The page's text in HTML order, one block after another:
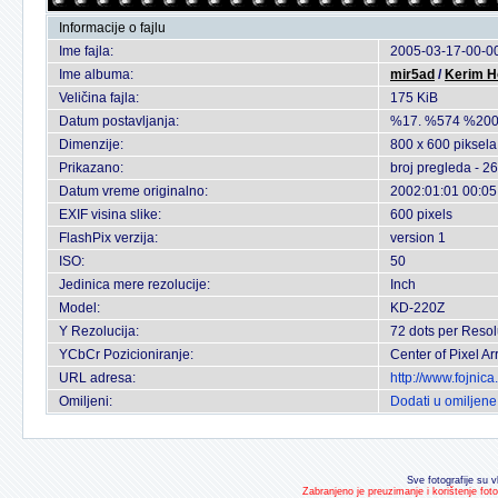
Informacije o fajlu
Ime fajla:
2005-03-17-00-
Ime albuma:
mir5ad / Kerim
Veličina fajla:
175 KiB
Datum postavljanja:
%17. %574
Dimenzije:
800 x 600 piksela
Prikazano:
broj pregleda -
Datum vreme originalno:
2002:01:01
EXIF visina slike:
600 pixels
FlashPix verzija:
version 1
ISO:
50
Jedinica mere rezolucije:
Inch
Model:
KD-220Z
Y Rezolucija:
72 dots per
YCbCr Pozicioniranje:
Center of Pixel
URL adresa:
http://
Omiljeni:
Dodati u omiljene
Sve fotografije su
Zabranjeno je preuzimanje i korištenje